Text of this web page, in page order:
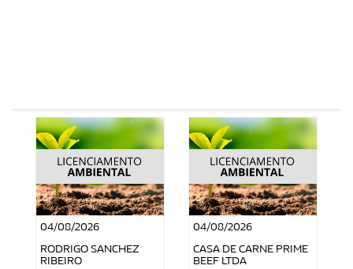
04/08/2026
RODRIGO SANCHEZ
RIBEIRO
04/08/2026
CASA DE CARNE PRIME
BEEF LTDA